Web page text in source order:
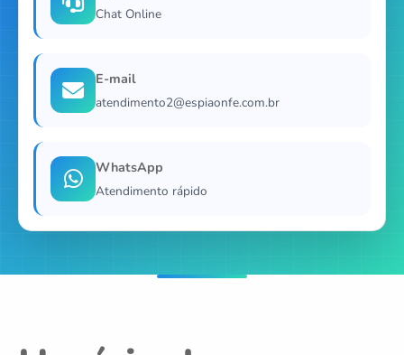
Chat Online
E-mail
atendimento2@espiaonfe.com.br
WhatsApp
Atendimento rápido